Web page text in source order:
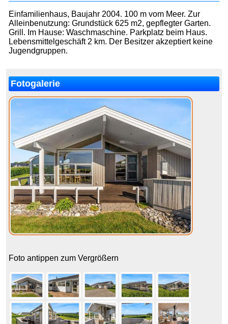
Einfamilienhaus, Baujahr 2004. 100 m vom Meer. Zur
Alleinbenutzung: Grundstück 625 m2, gepflegter Garten.
Grill. Im Hause: Waschmaschine. Parkplatz beim Haus.
Lebensmittelgeschäft 2 km. Der Besitzer akzeptiert keine
Jugendgruppen.
Fotogalerie
Foto antippen zum Vergrößern